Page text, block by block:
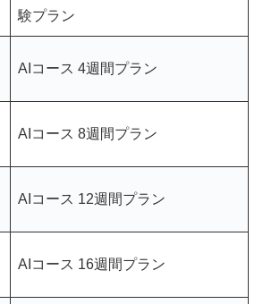
験プラン
AIコース 4週間プラン
AIコース 8週間プラン
AIコース 12週間プラン
AIコース 16週間プラン